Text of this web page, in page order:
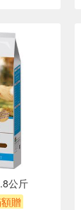
公斤
贈